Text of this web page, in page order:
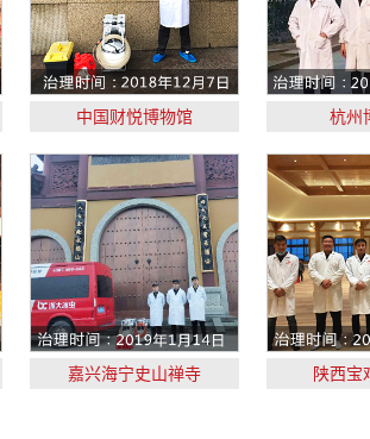
中国财悦博物馆 杭州
嘉兴海宁史山禅寺 陕西宝